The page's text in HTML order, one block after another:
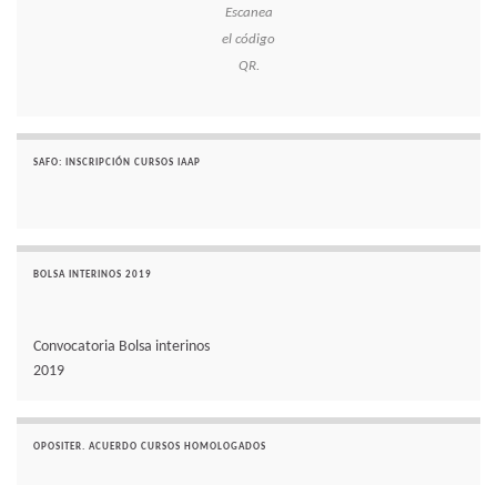
Escanea
el código
QR.
SAFO: INSCRIPCIÓN CURSOS IAAP
BOLSA INTERINOS 2019
Convocatoria Bolsa interinos
2019
OPOSITER. ACUERDO CURSOS HOMOLOGADOS